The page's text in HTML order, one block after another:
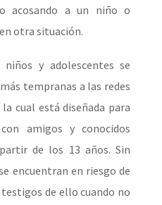
acosando a un niño o
otra situación.
niños y adolescentes se
tempranas a las redes
cual está diseñada para
amigos y conocidos
de los 13 años. Sin
encuentran en riesgo de
de ello cuando no